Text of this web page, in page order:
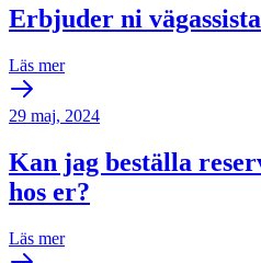
Erbjuder ni
Läs mer
29 maj, 2024
Kan jag beställa
hos er?
Läs mer